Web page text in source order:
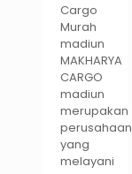
Cargo
Murah
madiun
MAKHARYA
CARGO
madiun
merupakan
perusahaan
yang
melayani